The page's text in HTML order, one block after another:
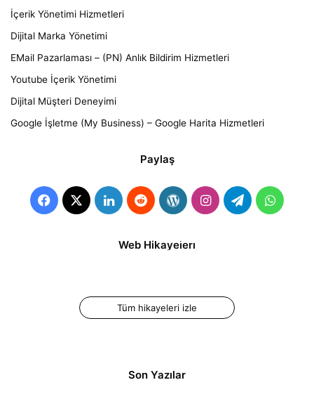
İçerik Yönetimi Hizmetleri
Dijital Marka Yönetimi
EMail Pazarlaması – (PN) Anlık Bildirim Hizmetleri
Youtube İçerik Yönetimi
Dijital Müşteri Deneyimi
Google İşletme (My Business) – Google Harita Hizmetleri
Paylaş
Facebook
X LinkedInRedditWordPress
Instagram
Telegram
Web Hikayeleriİnstagram Reels
Süresi Kaç Dakika?
Tüm hikayeleri izle
Son Yazılar